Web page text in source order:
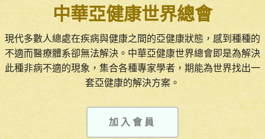
中華亞健康世界總會
現代多數人總處在疾病與健康之間的亞健康狀態，感到種種的
不適而醫療體系卻無法解決。中華亞健康世界總會即是為解決
此種非病不適的現象，集合各種專家學者，期能為世界找出一
套亞健康的解決方案。
加入會員